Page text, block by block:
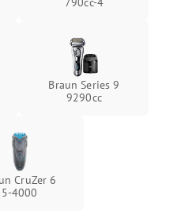
Braun Series 9
9290cc
CruZer 6
5‑4000